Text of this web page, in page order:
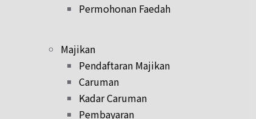
Permohonan Faedah
Majikan
Pendaftaran Majikan
Caruman
Kadar Caruman
Pembayaran